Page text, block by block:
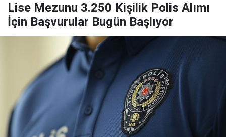
Lise Mezunu 3.250 Kişilik Polis Alımı
İçin Başvurular Bugün Başlıyor